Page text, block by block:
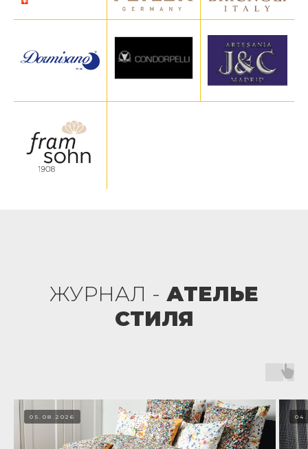
ЖУРНАЛ - АТЕЛЬЕ
СТИЛЯ
05.08.2026